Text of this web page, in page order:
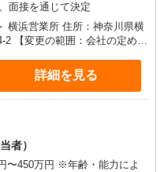
面接を通じて決定
横浜営業所 住所：神奈川県横
める
詳細を見る
者）
〜450万円 ※年齢・能力によ